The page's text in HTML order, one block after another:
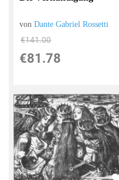
vonDante Gabriel Rossetti
€141.00
€81.78